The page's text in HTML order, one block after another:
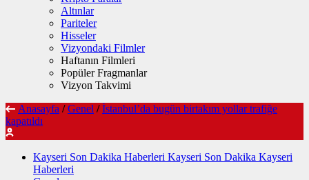
Altınlar
Pariteler
Hisseler
Vizyondaki Filmler
Haftanın Filmleri
Popüler Fragmanlar
Vizyon Takvimi
Anasayfa / Genel / İstanbul’da bugün birtakım yollar trafiğe
kapatıldı
Kayseri Son Dakika Haberleri Kayseri Son Dakika Kayseri
Haberleri